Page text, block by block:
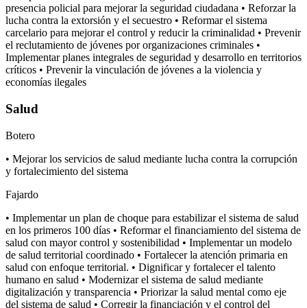
presencia policial para mejorar la seguridad ciudadana • Reforzar la
lucha contra la extorsión y el secuestro • Reformar el sistema
carcelario para mejorar el control y reducir la criminalidad • Prevenir
el reclutamiento de jóvenes por organizaciones criminales •
Implementar planes integrales de seguridad y desarrollo en territorios
críticos • Prevenir la vinculación de jóvenes a la violencia y
economías ilegales
Salud
Botero
• Mejorar los servicios de salud mediante lucha contra la corrupción
y fortalecimiento del sistema
Fajardo
• Implementar un plan de choque para estabilizar el sistema de salud
en los primeros 100 días • Reformar el financiamiento del sistema de
salud con mayor control y sostenibilidad • Implementar un modelo
de salud territorial coordinado • Fortalecer la atención primaria en
salud con enfoque territorial. • Dignificar y fortalecer el talento
humano en salud • Modernizar el sistema de salud mediante
digitalización y transparencia • Priorizar la salud mental como eje
del sistema de salud • Corregir la financiación y el control del